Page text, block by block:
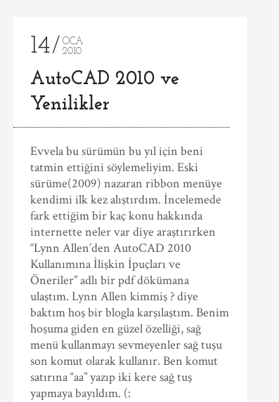
14
OCA
2010
AutoCAD 2010 ve
Yenilikler
Evvela bu sürümün bu yıl için beni
tatmin ettiğini söylemeliyim. Eski
sürüme(2009) nazaran ribbon menüye
kendimi ilk kez alıştırdım. İncelemede
fark ettiğim bir kaç konu hakkında
internette neler var diye araştırırken
“Lynn Allen’den AutoCAD 2010
Kullanımına İlişkin İpuçları ve
Öneriler” adlı bir pdf dökümana
ulaştım. Lynn Allen kimmiş ? diye
baktım hoş bir blogla karşılaştım. Benim
hoşuma giden en güzel özelliği, sağ
menü kullanmayı sevmeyenler sağ tuşu
son komut olarak kullanır. Ben komut
satırına “aa” yazıp iki kere sağ tuş
yapmaya bayıldım. (: